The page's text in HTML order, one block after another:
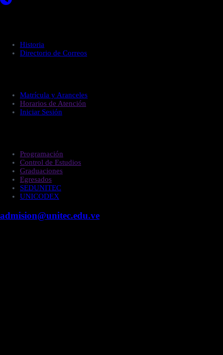
Historia
Directorio de Correos
Matrícula y Aranceles
Horarios de Atención
Iniciar Sesión
Programación
Control de Estudios
Graduaciones
Egresados
SEDUNITEC
UNICODEX
admision@unitec.edu.ve